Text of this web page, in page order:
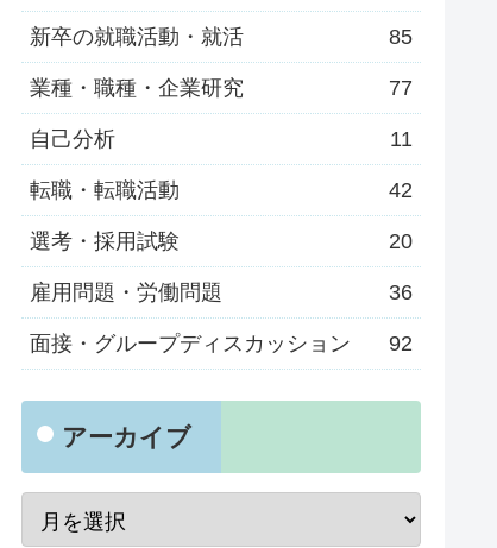
新卒の就職活動・就活 85
業種・職種・企業研究 77
自己分析 11
転職・転職活動 42
選考・採用試験 20
雇用問題・労働問題 36
面接・グループディスカッション 92
アーカイブ